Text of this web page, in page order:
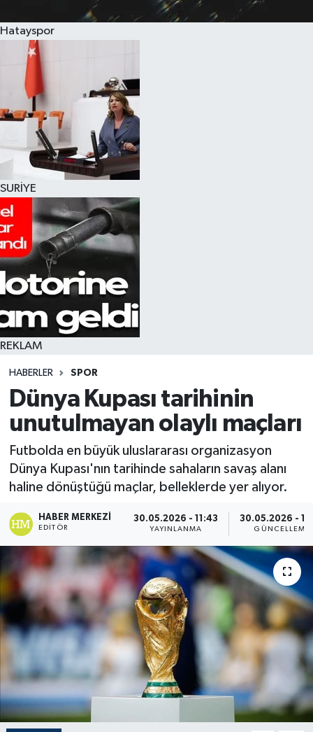
Hatayspor
SURİYE
REKLAM
HABERLER SPOR
Dünya Kupası tarihinin
unutulmayan olaylı maçları
Futbolda en büyük uluslararası organizasyon
Dünya Kupası'nın tarihinde sahaların savaş alanı
haline dönüştüğü maçlar, belleklerde yer alıyor.
HABER MERKEZI
EDITÖR
30.05.2026 - 11:43
YAYINLANMA
30.05.2026 -
GÜNCELLEME